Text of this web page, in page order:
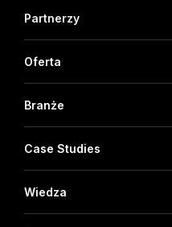
Partnerzy
Oferta
Branże
Case Studies
Wiedza